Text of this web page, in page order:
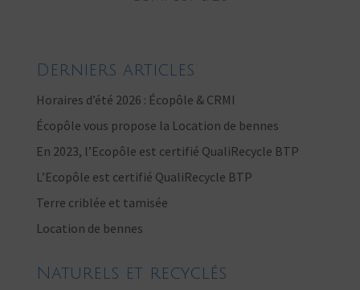
Derniers articles
Horaires d’été 2026 : Écopôle & CRMI
Écopôle vous propose la Location de bennes
En 2023, l’Ecopôle est certifié QualiRecycle BTP
L’Ecopôle est certifié QualiRecycle BTP
Terre criblée et tamisée
Location de bennes
Naturels et recyclés